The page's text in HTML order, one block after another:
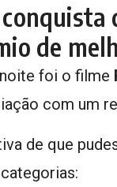
de
foi o filme
com um
de que